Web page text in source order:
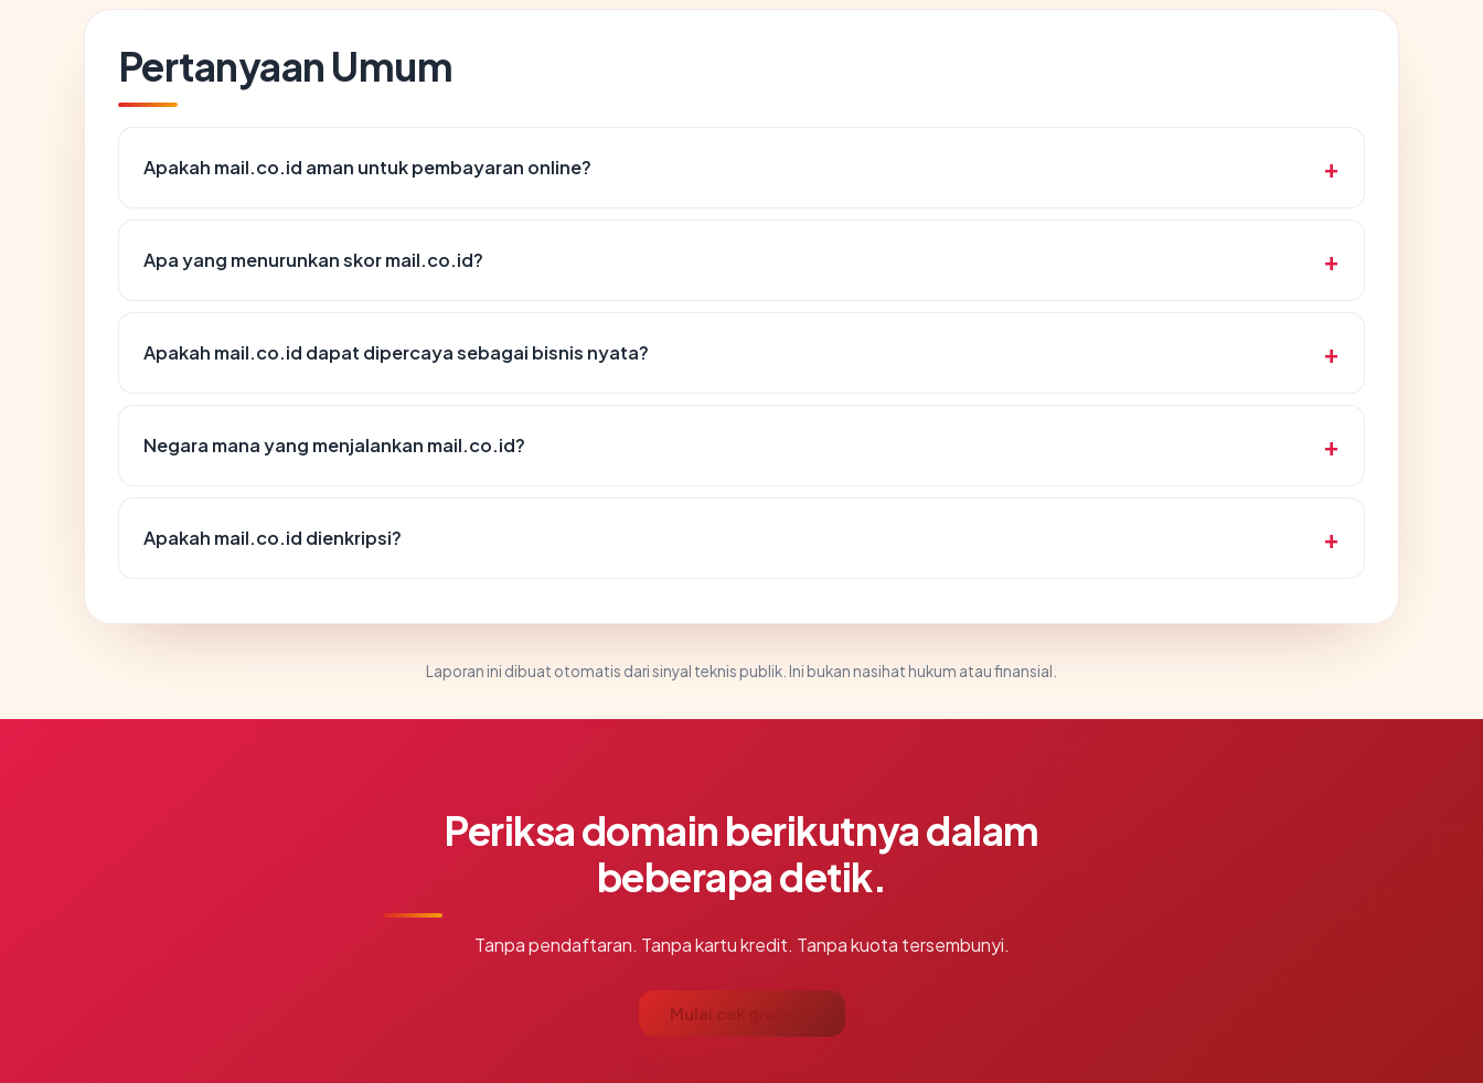
Pertanyaan Umum
Apakah mail.co.id aman untuk pembayaran online?
Apa yang menurunkan skor mail.co.id?
Apakah mail.co.id dapat dipercaya sebagai bisnis nyata?
Negara mana yang menjalankan mail.co.id?
Apakah mail.co.id dienkripsi?
Laporan ini dibuat otomatis dari sinyal teknis publik. Ini bukan nasihat hukum atau finansial.
Periksa domain berikutnya dalam
beberapa detik.
Tanpa pendaftaran. Tanpa kartu kredit. Tanpa kuota tersembunyi.
Mulai cek gratis →